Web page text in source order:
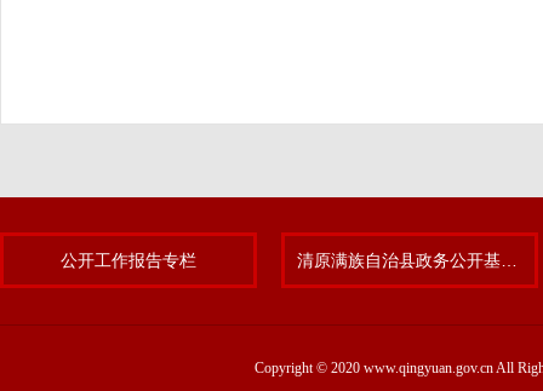
公开工作报告专栏
Copyright © 2020 www.qingyuan.gov.cn All